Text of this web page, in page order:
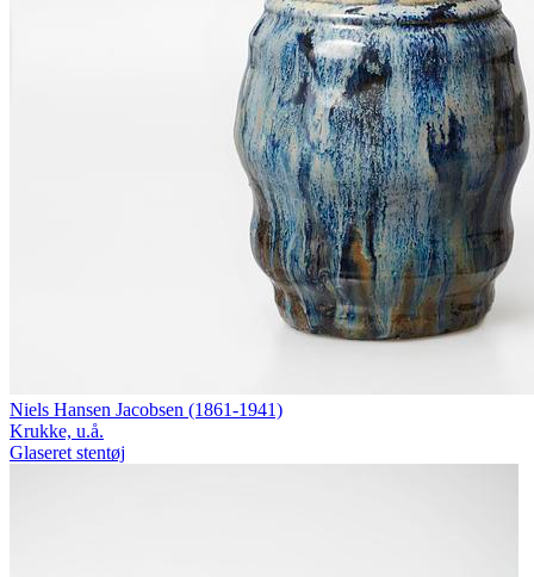
Niels Hansen Jacobsen (1861-1941)
Krukke, u.å.
Glaseret stentøj